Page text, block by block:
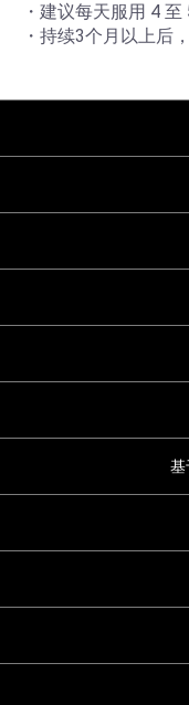
・建议每天服用 4 至
・持续3个月以上后
基